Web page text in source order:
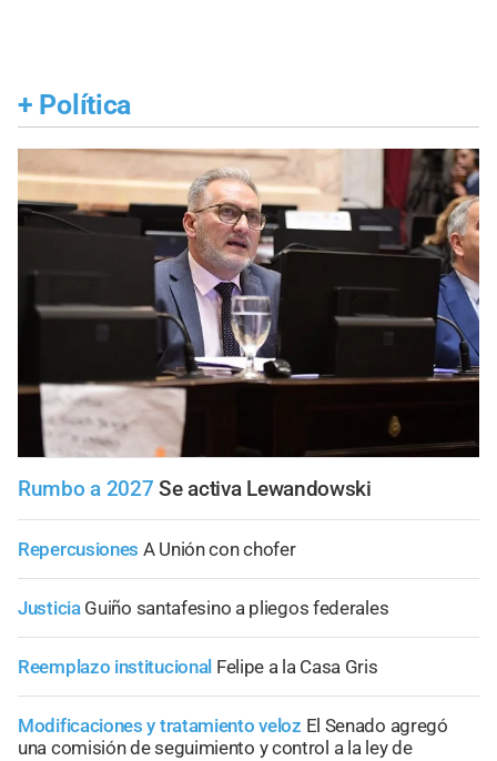
+ Política
Rumbo a 2027 Se activa Lewandowski
Repercusiones A Unión con chofer
Justicia Guiño santafesino a pliegos federales
Reemplazo institucional Felipe a la Casa Gris
Modificaciones y tratamiento veloz El Senado agregó
una comisión de seguimiento y control a la ley de